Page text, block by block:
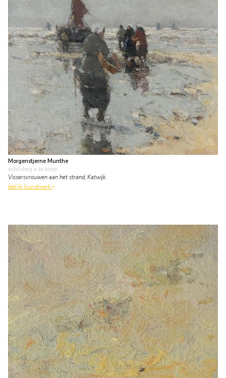
Morgenstjerne Munthe
schilderij • te koop
Vissersvrouwen aan het strand, Katwijk
bekijk kunstwerk